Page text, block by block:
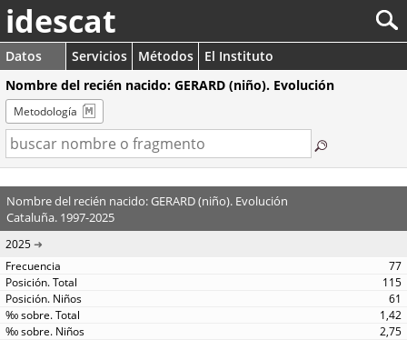
idescat
Datos Servicios Métodos
El Instituto
Nombre del recién nacido: GERARD (niño). Evolución
Metodología
Nombre del recién nacido: GERARD (niño). Evolución
Cataluña. 1997-2025
2025
77
115
61
1,42
2,75